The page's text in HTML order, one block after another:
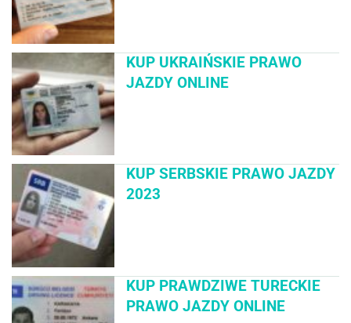
KUP UKRAIŃSKIE PRAWO
JAZDY ONLINE
KUP SERBSKIE PRAWO JAZDY
2023
KUP PRAWDZIWE TURECKIE
PRAWO JAZDY ONLINE